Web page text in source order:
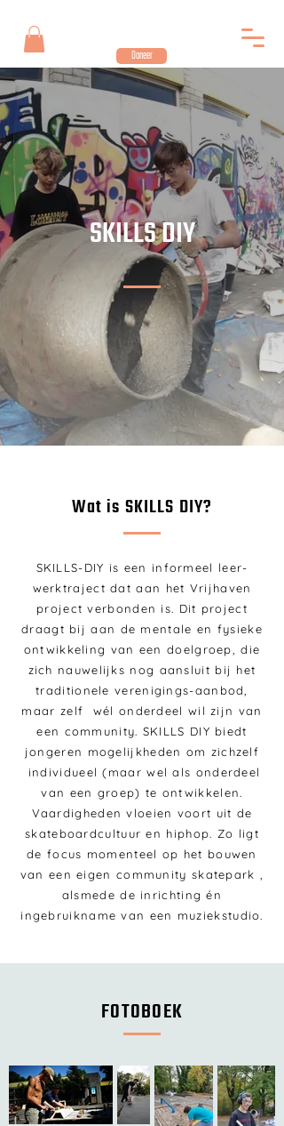
Doneer
SKILLS DIY
Wat is SKILLS DIY?
SKILLS-DIY is een informeel leer-
werktraject dat aan het Vrijhaven
project verbonden is. Dit project
draagt bij aan de mentale en fysieke
ontwikkeling van een doelgroep, die
zich nauwelijks nog aansluit bij het
traditionele verenigings-aanbod,
maar zelf wél onderdeel wil zijn van
een community. SKILLS DIY biedt
jongeren mogelijkheden om zichzelf
individueel (maar wel als onderdeel
van een groep) te ontwikkelen.
Vaardigheden vloeien voort uit de
skateboardcultuur en hiphop. Zo ligt
de focus momenteel op het bouwen
van een eigen community skatepark ,
alsmede de inrichting én
ingebruikname van een muziekstudio.
FOTOBOEK